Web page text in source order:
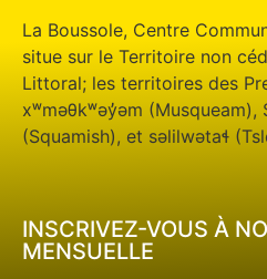
La Boussole, Centre
situe sur le Territoire non
Littoral; les territoires des
xʷməθkʷəy̓əm (Musqueam),
(Squamish), et səlilwətaɬ
INSCRIVEZ-VOUS À
MENSUELLE